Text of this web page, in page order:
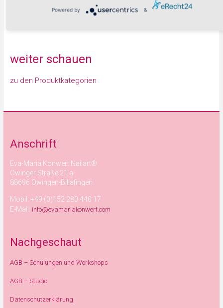
Warenkorb
weiter schauen
zu den Produktkategorien
Anschrift
Eva-Maria Konwert Nailart®
Owinger Straße 21 a
88696 Owingen-Billafingen
Mobil: +49 (0)152 280 440 17
E-Mail: info@evamariakonwert.com
Nachgeschaut
AGB – Schulungen und Workshops
AGB – Studio
Datenschutzerklärung
Powered by &